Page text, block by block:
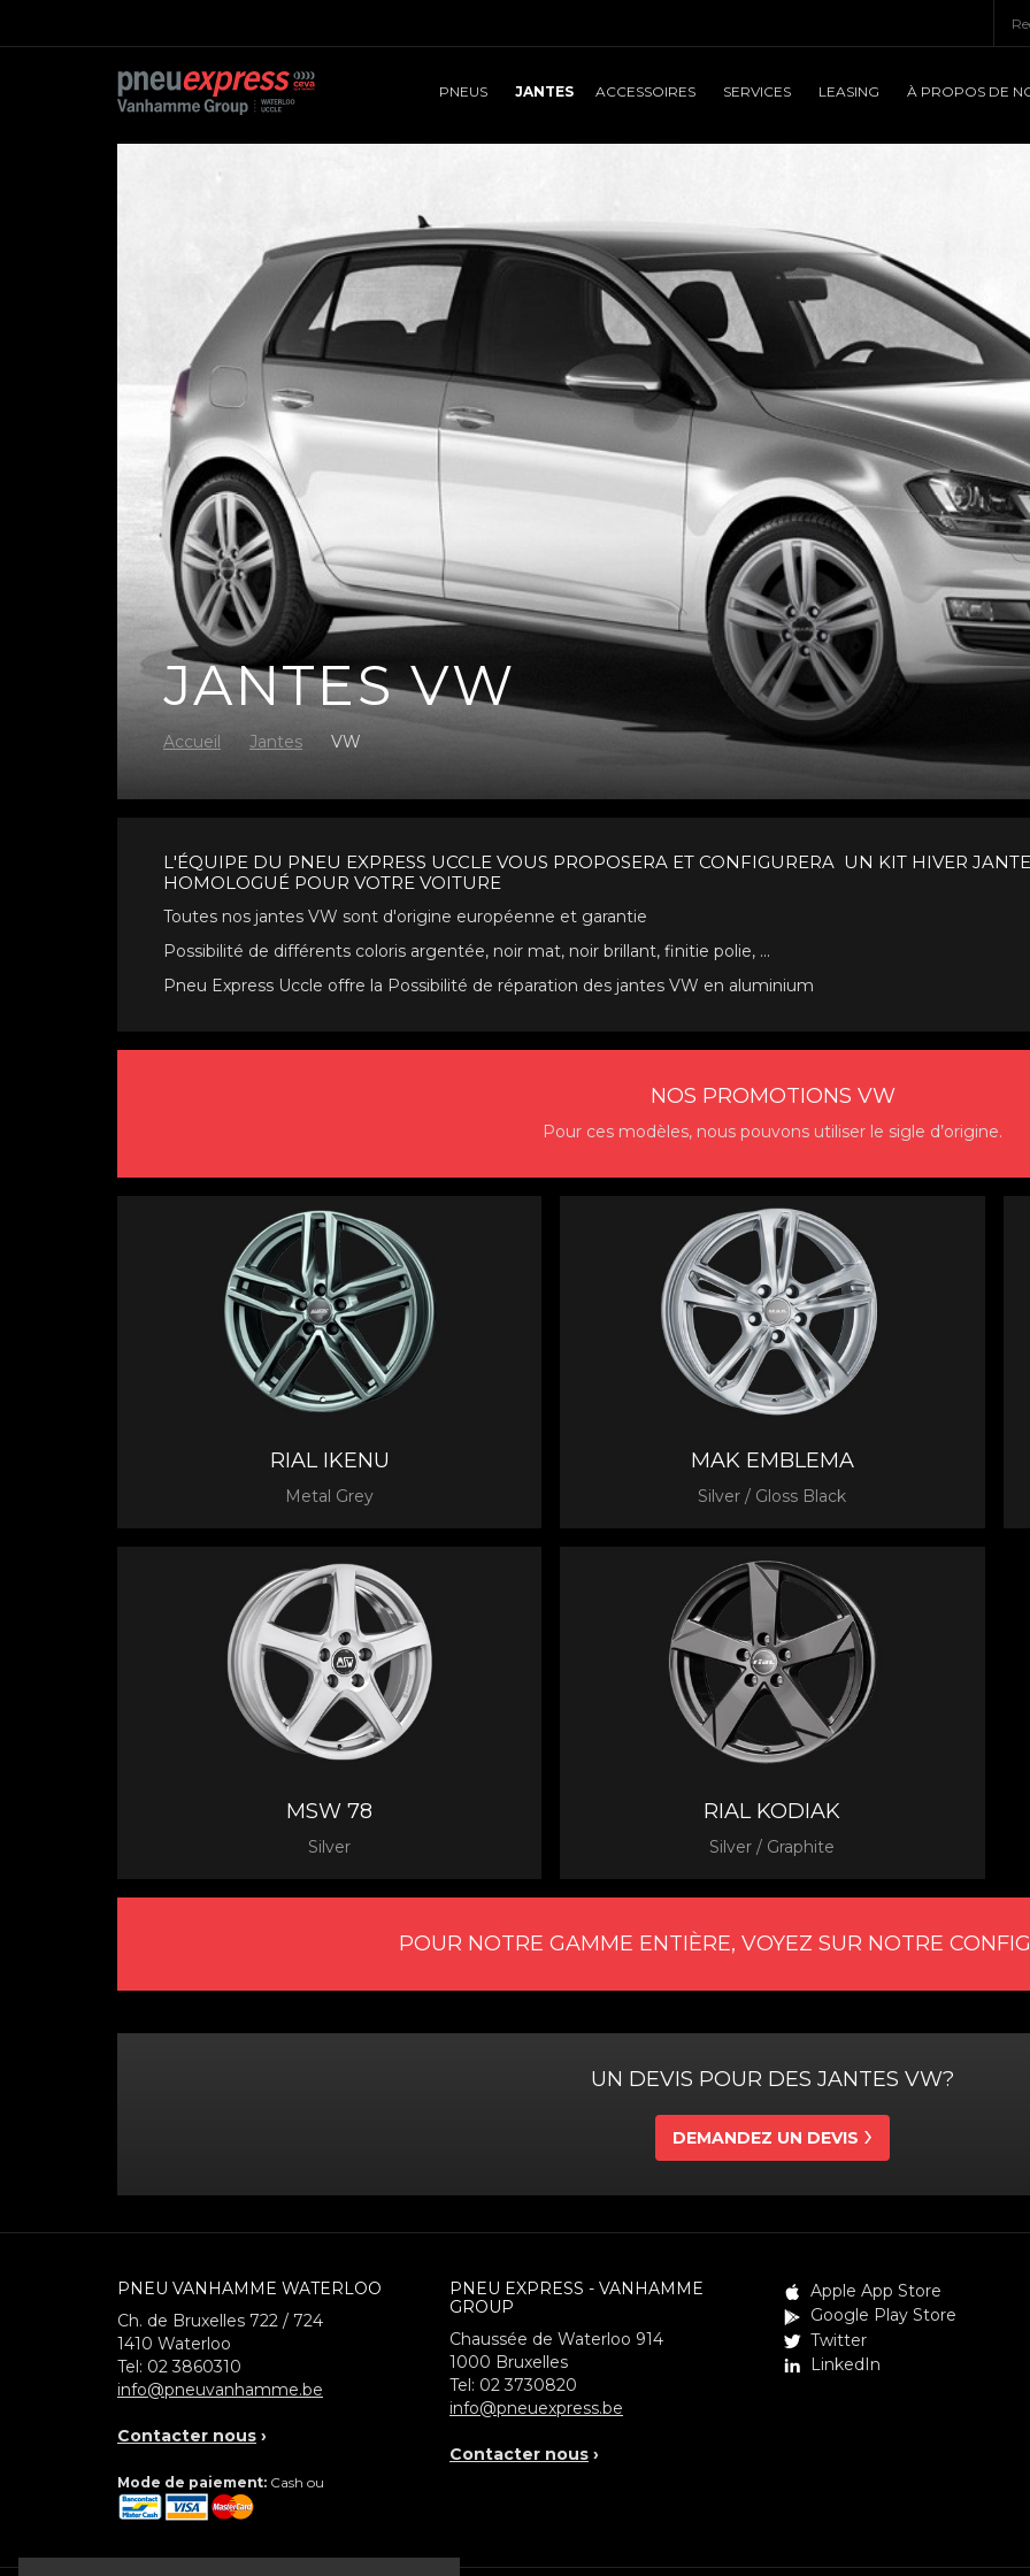
PNEUS
ACCESSOIRES
SERVICES LEASING À PROPOS DE
JANTES VW
Accueil Jantes VW
L'ÉQUIPE DU PNEU EXPRESS UCCLE VOUS PROPOSERA ET CONFIGURERA UN KIT HIVER
HOMOLOGUÉ POUR VOTRE VOITURE
Toutes nos jantes VW sont d'origine européenne et garantie
Possibilité de différents coloris argentée, noir mat, noir brillant, finitie polie, ...
Pneu Express Uccle offre la Possibilité de réparation des jantes VW en aluminium
NOS PROMOTIONS VW
Pour ces modèles, nous pouvons utiliser le sigle d’origine.
RIAL IKENU
Metal Grey
MAK EMBLEMA
Silver / Gloss Black
MSW 78
Silver
RIAL KODIAK
Silver / Graphite
POUR NOTRE GAMME ENTIÈRE, VOYEZ SUR NOTRE
UN DEVIS POUR DES JANTES VW?
DEMANDEZ UN DEVIS
PNEU VANHAMME WATERLOO
Ch. de Bruxelles 722 / 724
1410 Waterloo
Tel: 02 3860310
info@pneuvanhamme.be
Contacter nous ›
Mode de paiement: Cash ou
PNEU EXPRESS - VANHAMME
GROUP
Chaussée de Waterloo 914
1000 Bruxelles
Tel: 02 3730820
info@pneuexpress.be
Contacter nous ›
Apple App Store
Google Play Store
Twitter
LinkedIn